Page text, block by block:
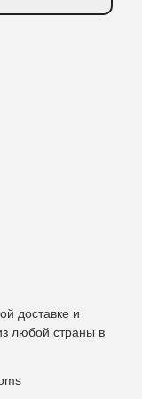
доставке и
любой страны в